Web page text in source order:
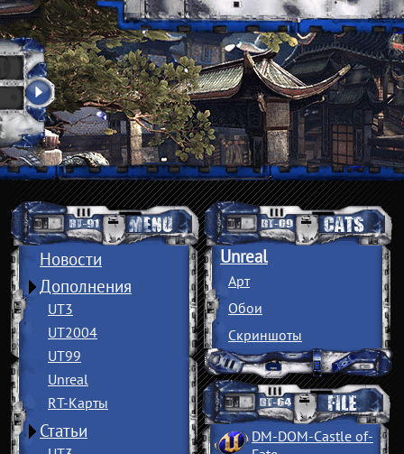
Новости
Дополнения
UT3
UT2004
UT99
Unreal
RT-Карты
Статьи
Unreal
Арт
Обои
Скриншоты
DM-DOM-Castle of­